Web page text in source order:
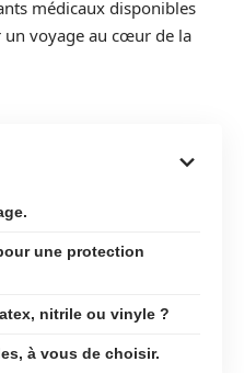
médicaux disponibles
un voyage au cœur de la
une protection
nitrile ou vinyle ?
à vous de choisir.